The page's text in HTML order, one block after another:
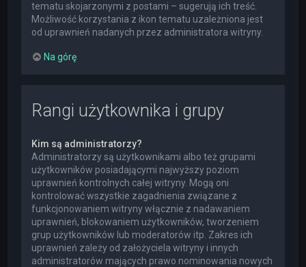
tematu skojarzonymi z postami – sugerują ich treść.
Możliwość korzystania z ikon tematu uzależniona jest
od uprawnień nadanych przez administratora witryny.
Na górę
Rangi użytkownika i grupy
Kim są administratorzy?
Administratorzy są użytkownikami albo też grupami
użytkowników posiadającymi najwyższy poziom
uprawnień kontrolnych całej witryny. Mogą oni
kontrolować wszystkie zagadnienia związane z
funkcjonowaniem witryny włącznie z nadawaniem
uprawnień, blokowaniem użytkowników, tworzeniem
grup użytkowników lub moderatorów itp. Zakres ich
uprawnień zależy od założyciela witryny i innych
administratorów mających prawo nominowania nowych